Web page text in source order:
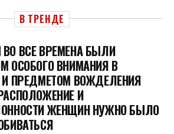
В ТРЕНДЕ
ВСЕ ВРЕМЕНА БЫЛИ
ОСОБОГО ВНИМАНИЯ В
И ПРЕДМЕТОМ ВОЖДЕЛЕНИЯ
И
ЖЕНЩИН НУЖНО БЫЛО